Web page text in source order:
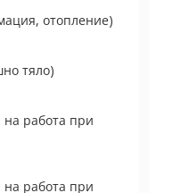
отопление)
тяло)
работа при
работа при